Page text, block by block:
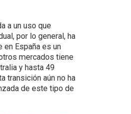
a un uso que
por lo general, ha
en España es un
mercados tiene
y hasta 49
transición aún no ha
de este tipo de